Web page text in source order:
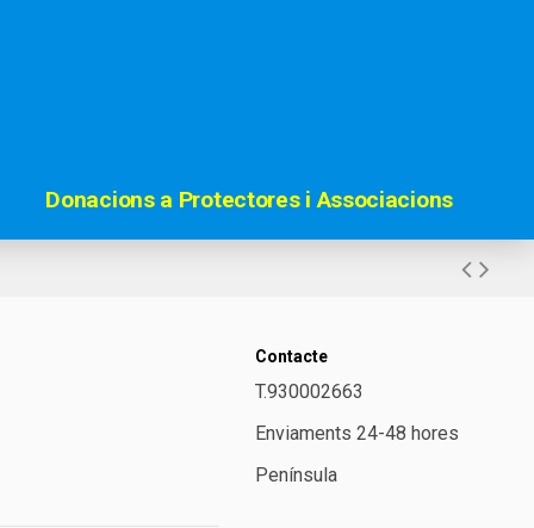
Donacions a Protectores i Associacions
Contacte
T.930002663
Enviaments 24-48 hores
Península